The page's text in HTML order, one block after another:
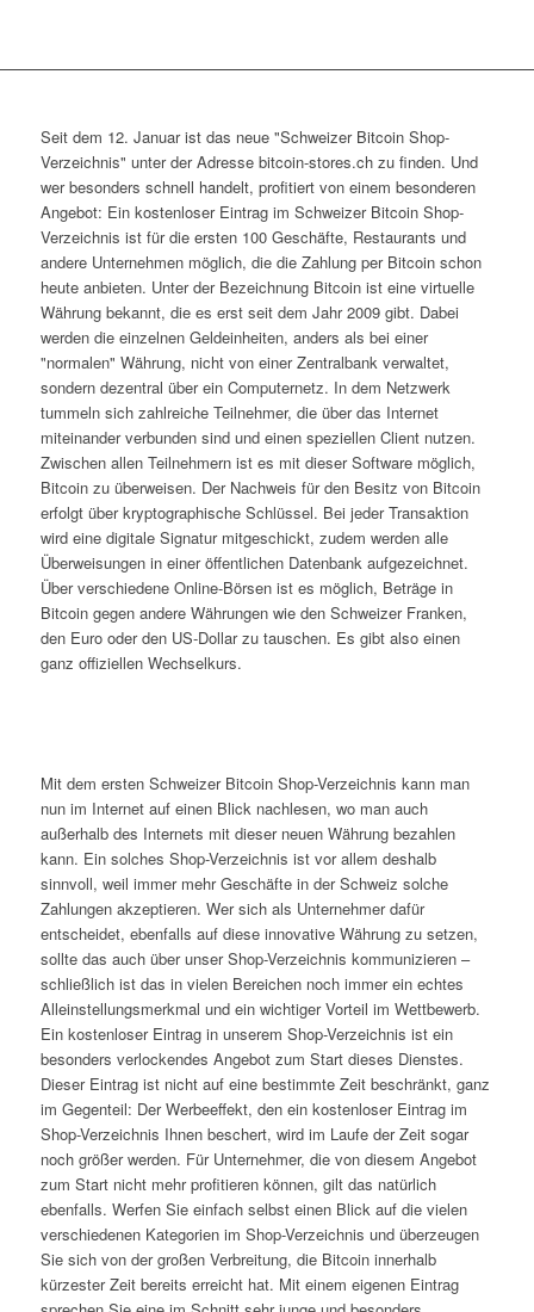
Seit dem 12. Januar ist das neue "Schweizer Bitcoin Shop-
Verzeichnis" unter der Adresse bitcoin-stores.ch zu finden. Und
wer besonders schnell handelt, profitiert von einem besonderen
Angebot: Ein kostenloser Eintrag im Schweizer Bitcoin Shop-
Verzeichnis ist für die ersten 100 Geschäfte, Restaurants und
andere Unternehmen möglich, die die Zahlung per Bitcoin schon
heute anbieten. Unter der Bezeichnung Bitcoin ist eine virtuelle
Währung bekannt, die es erst seit dem Jahr 2009 gibt. Dabei
werden die einzelnen Geldeinheiten, anders als bei einer
"normalen" Währung, nicht von einer Zentralbank verwaltet,
sondern dezentral über ein Computernetz. In dem Netzwerk
tummeln sich zahlreiche Teilnehmer, die über das Internet
miteinander verbunden sind und einen speziellen Client nutzen.
Zwischen allen Teilnehmern ist es mit dieser Software möglich,
Bitcoin zu überweisen. Der Nachweis für den Besitz von Bitcoin
erfolgt über kryptographische Schlüssel. Bei jeder Transaktion
wird eine digitale Signatur mitgeschickt, zudem werden alle
Überweisungen in einer öffentlichen Datenbank aufgezeichnet.
Über verschiedene Online-Börsen ist es möglich, Beträge in
Bitcoin gegen andere Währungen wie den Schweizer Franken,
den Euro oder den US-Dollar zu tauschen. Es gibt also einen
ganz offiziellen Wechselkurs.
Mit dem ersten Schweizer Bitcoin Shop-Verzeichnis kann man
nun im Internet auf einen Blick nachlesen, wo man auch
außerhalb des Internets mit dieser neuen Währung bezahlen
kann. Ein solches Shop-Verzeichnis ist vor allem deshalb
sinnvoll, weil immer mehr Geschäfte in der Schweiz solche
Zahlungen akzeptieren. Wer sich als Unternehmer dafür
entscheidet, ebenfalls auf diese innovative Währung zu setzen,
sollte das auch über unser Shop-Verzeichnis kommunizieren –
schließlich ist das in vielen Bereichen noch immer ein echtes
Alleinstellungsmerkmal und ein wichtiger Vorteil im Wettbewerb.
Ein kostenloser Eintrag in unserem Shop-Verzeichnis ist ein
besonders verlockendes Angebot zum Start dieses Dienstes.
Dieser Eintrag ist nicht auf eine bestimmte Zeit beschränkt, ganz
im Gegenteil: Der Werbeeffekt, den ein kostenloser Eintrag im
Shop-Verzeichnis Ihnen beschert, wird im Laufe der Zeit sogar
noch größer werden. Für Unternehmer, die von diesem Angebot
zum Start nicht mehr profitieren können, gilt das natürlich
ebenfalls. Werfen Sie einfach selbst einen Blick auf die vielen
verschiedenen Kategorien im Shop-Verzeichnis und überzeugen
Sie sich von der großen Verbreitung, die Bitcoin innerhalb
kürzester Zeit bereits erreicht hat. Mit einem eigenen Eintrag